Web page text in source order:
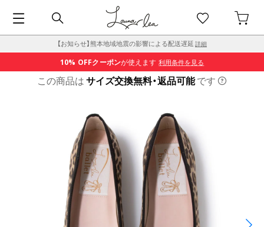
【お知らせ】熊本地域地震の影響による配送遅延 詳細
10% OFFクーポンが使えます 利用条件を見る
この商品はサイズ交換無料・返品可能です